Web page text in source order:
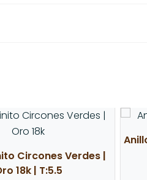
Circones Verdes |
18k | T:5.5